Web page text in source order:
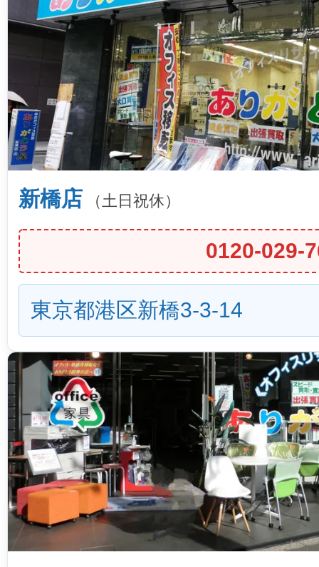
新橋店 （土日祝休）
0120-029-
東京都港区新橋3-3-14